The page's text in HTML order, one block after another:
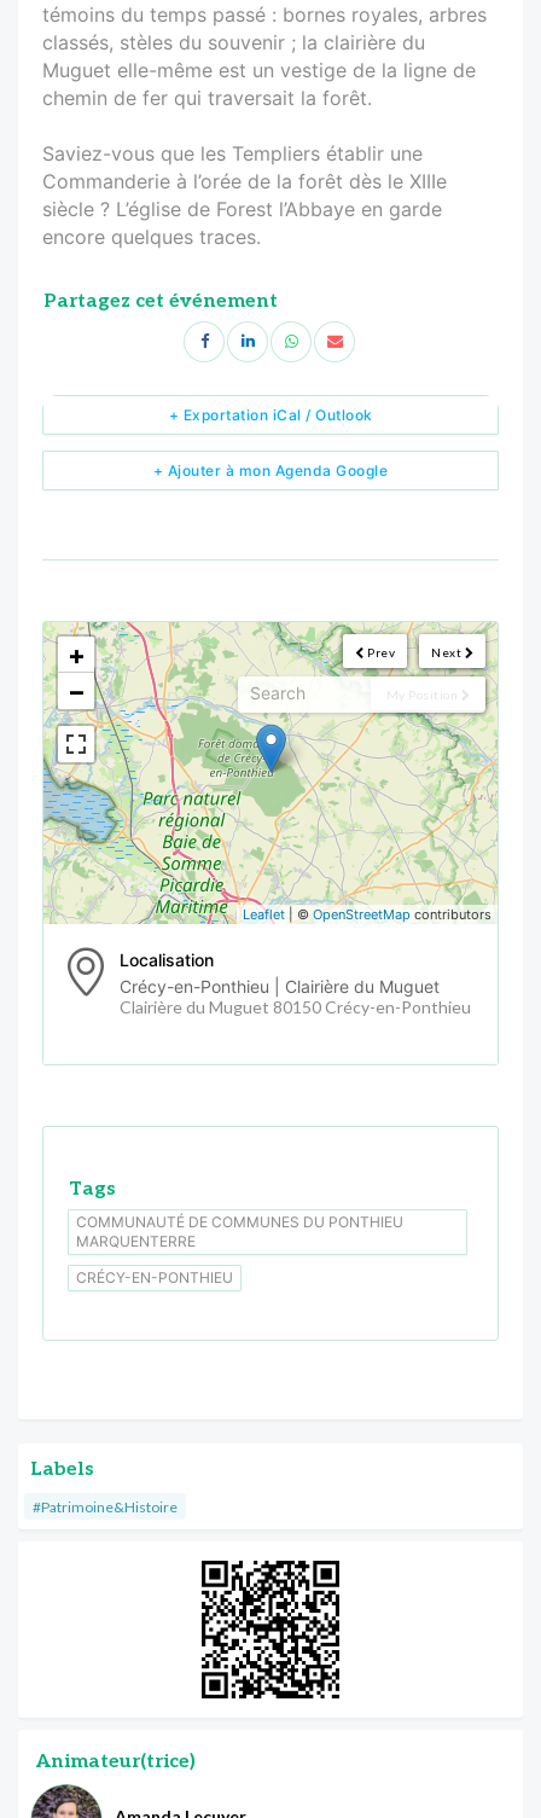
témoins du temps passé : bornes royales, arbres
classés, stèles du souvenir ; la clairière du
Muguet elle-même est un vestige de la ligne de
chemin de fer qui traversait la forêt.
Saviez-vous que les Templiers établir une
Commanderie à l’orée de la forêt dès le XIIIe
siècle ? L’église de Forest l’Abbaye en garde
encore quelques traces.
Partagez cet événement
+ Ajouter à mon Agenda Google
+ Exportation iCal / Outlook
Next
Prev
My Position
<!---->
+
−
Leaflet | ©OpenStreetMap contributors
Localisation
Crécy-en-Ponthieu | Clairière du Muguet
Clairière du Muguet 80150 Crécy-en-Ponthieu
Tags
COMMUNAUTÉ DE COMMUNES DU PONTHIEU
MARQUENTERRE
CRÉCY-EN-PONTHIEU
Labels
#Patrimoine&Histoire
Animateur(trice)